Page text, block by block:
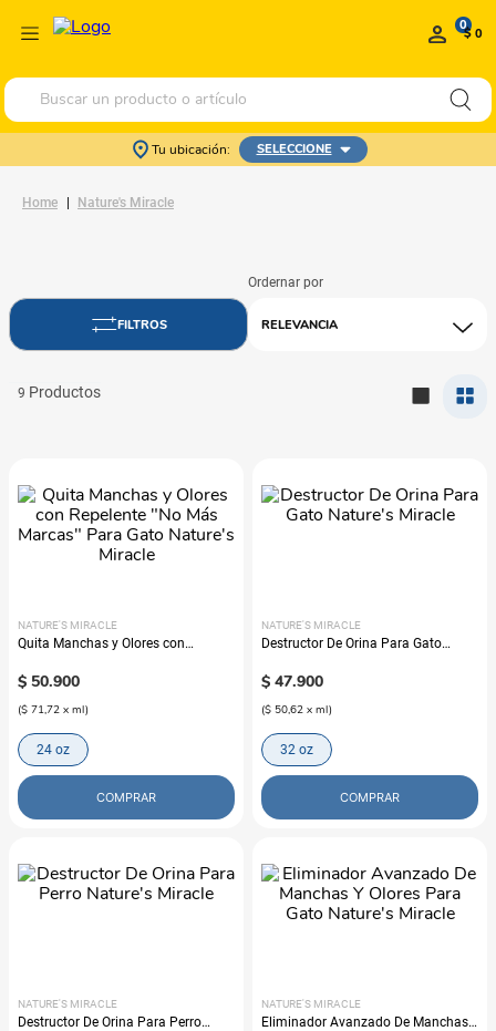
0$ 0
Buscar un producto o artículo
Tu ubicación: SELECCIONE
Nature's Miracle
RELEVANCIA
9
NATURE'S MIRACLE
Quita Manchas y Olores con
Gato Nature's Miracle
$ 50.900
($ 71,72 x ml)
24 oz
COMPRAR
NATURE'S MIRACLE
Destructor De Orina Para Gato
$ 47.900
($ 50,62 x ml)
32 oz
COMPRAR
NATURE'S MIRACLE
Destructor De Orina Para Perro
NATURE'S MIRACLE
Eliminador Avanzado De Manchas